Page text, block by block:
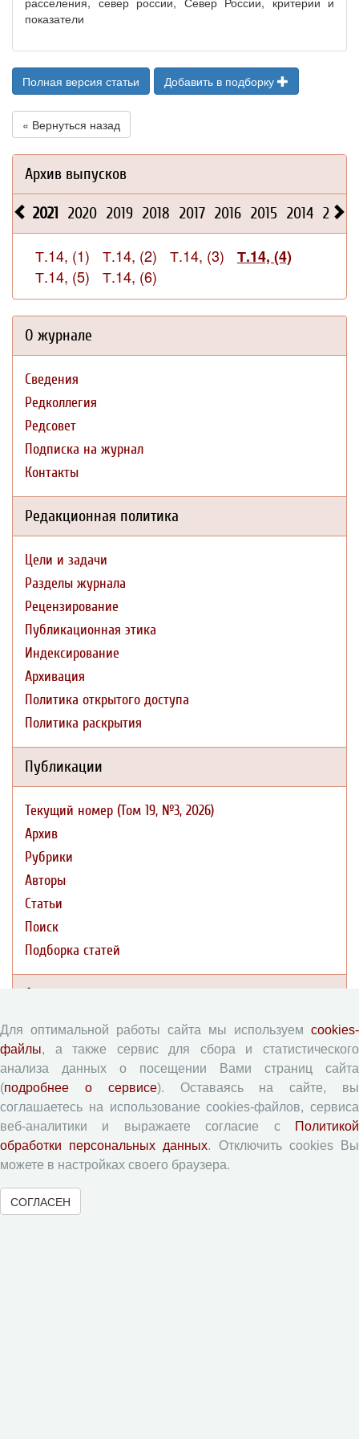
показатели
Полная версия статьи Добавить в подборку
« Вернуться назад
Архив выпусков
2021 2020 2019 2018 2017 2016 2015 2014 2013
Т.14, (1) Т.14, (2) Т.14, (3)
Т.14, (4)
Т.14, (5)
Т.14, (6)
О журнале
Сведения
Редколлегия
Редсовет
Подписка на журнал
Контакты
Редакционная политика
Цели и задачи
Разделы журнала
Рецензирование
Публикационная этика
Индексирование
Архивация
Политика открытого доступа
Политика раскрытия
Публикации
Текущий номер (Том 19, №3, 2026)
Архив
Рубрики
Авторы
Статьи
Поиск
Подборка статей
Авторам
Правила для авторов
Типовой лицензионный договор
Согласие на обработку персональных данных
Авторские права
Приватность
Рецензентам
Памятка рецензенту
Для оптимальной работы сайта мы используем cookies-
файлы, а также сервис для сбора и статистического
анализа данных о посещении Вами страниц сайта
(подробнее о сервисе). Оставаясь на сайте, вы
соглашаетесь на использование cookies-файлов, сервиса
веб-аналитики и выражаете согласие с
Политикой
обработки персональных данных. Отключить cookies Вы
можете в настройках своего браузера.
СОГЛАСЕН